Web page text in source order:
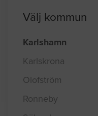
Välj kommun
Karlshamn
Karlskrona
Olofström
Ronneby